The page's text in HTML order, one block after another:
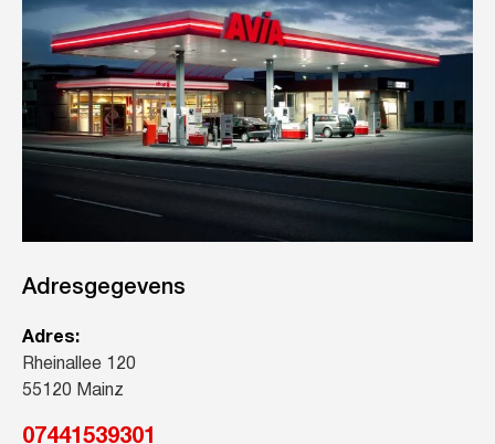
Adresgegevens
Adres:
Rheinallee 120
55120 Mainz
07441539301